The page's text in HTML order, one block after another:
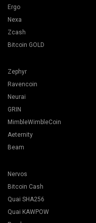
Ergo
Nexa
Zcash
Bitcoin GOLD
Zephyr
Ravencoin
Neurai
GRIN
MimbleWimbleCoin
Aeternity
Beam
Nervos
Bitcoin Cash
Quai SHA256
Quai KAWPOW